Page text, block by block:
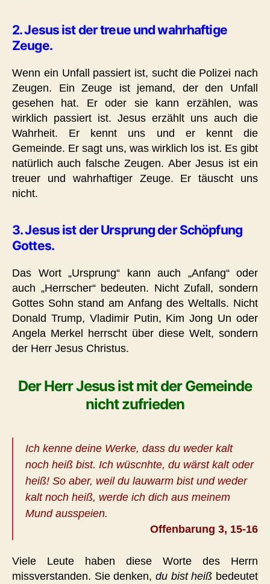
2. Jesus ist der treue und wahrhaftige
Zeuge.
Wenn ein Unfall passiert ist, sucht die Polizei nach
Zeugen. Ein Zeuge ist jemand, der den Unfall
gesehen hat. Er oder sie kann erzählen, was
wirklich passiert ist. Jesus erzählt uns auch die
Wahrheit. Er kennt uns und er kennt die
Gemeinde. Er sagt uns, was wirklich los ist. Es gibt
natürlich auch falsche Zeugen. Aber Jesus ist ein
treuer und wahrhaftiger Zeuge. Er täuscht uns
nicht.
3. Jesus ist der Ursprung der Schöpfung
Gottes.
Das Wort „Ursprung“ kann auch „Anfang“ oder
auch „Herrscher“ bedeuten. Nicht Zufall, sondern
Gottes Sohn stand am Anfang des Weltalls. Nicht
Donald Trump, Vladimir Putin, Kim Jong Un oder
Angela Merkel herrscht über diese Welt, sondern
der Herr Jesus Christus.
Der Herr Jesus ist mit der Gemeinde
nicht zufrieden
Ich kenne deine Werke, dass du weder kalt
noch heiß bist. Ich wüscnhte, du wärst kalt oder
heiß! So aber, weil du lauwarm bist und weder
kalt noch heiß, werde ich dich aus meinem
Mund ausspeien.
Offenbarung 3, 15-16
Viele Leute haben diese Worte des Herrn
missverstanden. Sie denken, du bist heiß bedeutet